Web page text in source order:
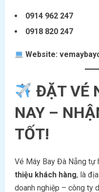
0914 962 247
0918 820 247
Website:
ĐẶT VÉ
NAY –
TỐT!
Vé Máy Bay Đà Nẵng tự
thiệu khách hàng, là
doanh nghiệp – công ty